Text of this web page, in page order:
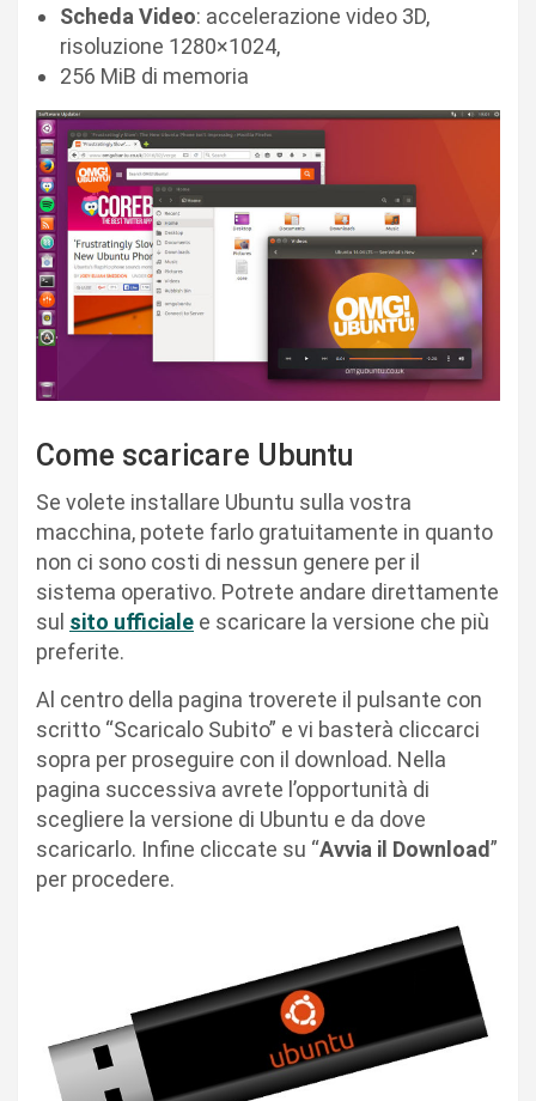
Scheda Video: accelerazione video 3D,
risoluzione 1280×1024,
256 MiB di memoria
Come scaricare Ubuntu
Se volete installare Ubuntu sulla vostra
macchina, potete farlo gratuitamente in quanto
non ci sono costi di nessun genere per il
sistema operativo. Potrete andare direttamente
sul sito ufficiale e scaricare la versione che più
preferite.
Al centro della pagina troverete il pulsante con
scritto “Scaricalo Subito” e vi basterà cliccarci
sopra per proseguire con il download. Nella
pagina successiva avrete l’opportunità di
scegliere la versione di Ubuntu e da dove
scaricarlo. Infine cliccate su “Avvia il Download”
per procedere.